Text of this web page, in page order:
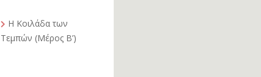
Η Κοιλάδα των
Τεμπών (Μέρος Β’)